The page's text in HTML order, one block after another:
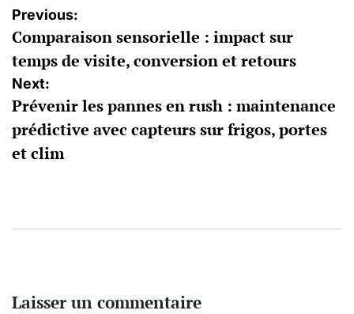
Navigation
de
l’article
Previous:
Comparaison sensorielle : impact sur
temps de visite, conversion et retours
Next:
Prévenir les pannes en rush : maintenance
prédictive avec capteurs sur frigos, portes
et clim
Laisser un commentaire